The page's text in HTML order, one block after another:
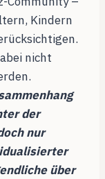
Kindern
nicht
der
nur
über